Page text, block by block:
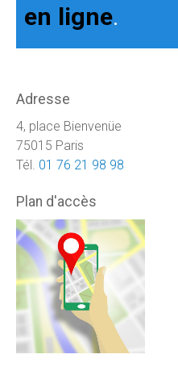
en ligne.
Adresse
4, place Bienvenüe
75015 Paris
Tél. 01 76 21 98 98
Plan d'accès